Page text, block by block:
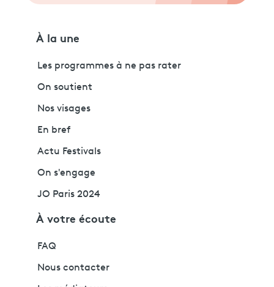
À la une
Les programmes à ne pas rater
On soutient
Nos visages
En bref
Actu Festivals
On s'engage
JO Paris 2024
À votre écoute
FAQ
Nous contacter